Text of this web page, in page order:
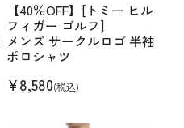
【40％OFF】[トミー ヒル
フィガー ゴルフ]
メンズ サークルロゴ 半袖
ポロシャツ
¥8,580(税込)